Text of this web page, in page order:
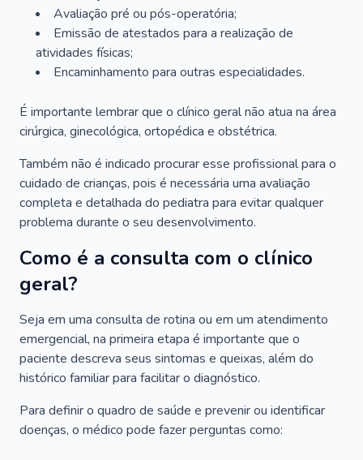
Avaliação pré ou pós-operatória;
Emissão de atestados para a realização de
atividades físicas;
Encaminhamento para outras especialidades.
É importante lembrar que o clínico geral não atua na área
cirúrgica, ginecológica, ortopédica e obstétrica.
Também não é indicado procurar esse profissional para o
cuidado de crianças, pois é necessária uma avaliação
completa e detalhada do pediatra para evitar qualquer
problema durante o seu desenvolvimento.
Como é a consulta com o clínico
geral?
Seja em uma consulta de rotina ou em um atendimento
emergencial, na primeira etapa é importante que o
paciente descreva seus sintomas e queixas, além do
histórico familiar para facilitar o diagnóstico.
Para definir o quadro de saúde e prevenir ou identificar
doenças, o médico pode fazer perguntas como: